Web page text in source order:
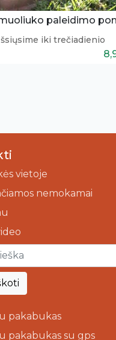
paleidimo
iki trečiadienio
vietoje
nemokamai
pakabukas
pakabukas su gps